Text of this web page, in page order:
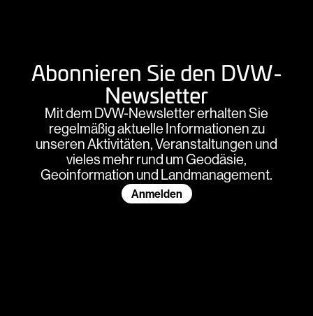
Abonnieren Sie den DVW-
Newsletter
Mit dem DVW-Newsletter erhalten Sie
regelmäßig aktuelle Informationen zu
unseren Aktivitäten, Veranstaltungen und
vieles mehr rund um Geodäsie,
Geoinformation und Landmanagement.
Anmelden